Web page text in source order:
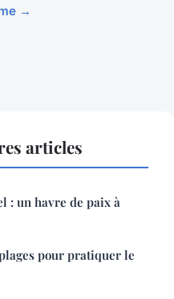
→
articles
: un havre de paix à
pour pratiquer le